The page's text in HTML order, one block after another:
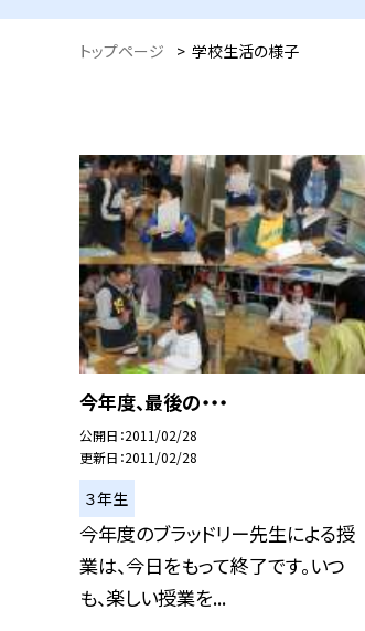
トップページ > 学校生活の様子
今年度、最後の・・・
公開日 2011/02/28
更新日 2011/02/28
３年生
今年度のブラッドリー先生による授
業は、今日をもって終了です。いつ
も、楽しい授業を...